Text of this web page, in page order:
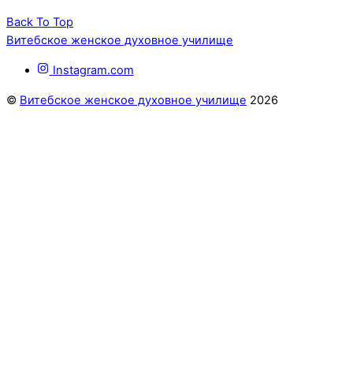
Back To Top
Витебское женское духовное училище
Instagram.com
© Витебское женское духовное училище 2026